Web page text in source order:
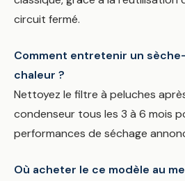
circuit fermé.
Comment entretenir un
chaleur ?
Nettoyez le filtre à peluches
condenseur tous les 3 à 6 mois
performances de séchage
Où acheter le ce modèle au